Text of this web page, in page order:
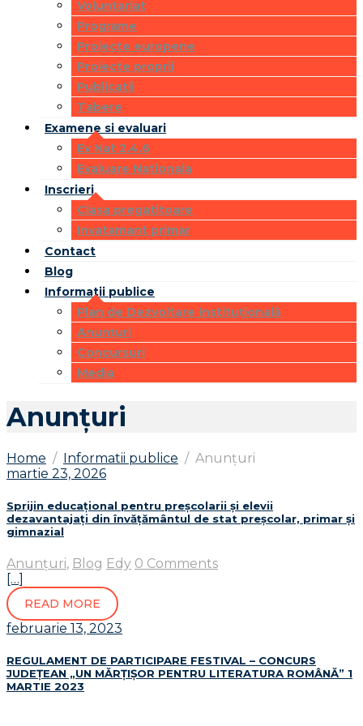
Voluntariat
Programe
Proiecte europene
Proiecte proprii
Publicatii
Tabere
Examene si evaluari
Ev Nat 2.4.6
Evaluare Nationala
Inscrieri
Clasa pregatitoare
Invatamant primar
Contact
Blog
Informatii publice
Plan de Dezvoltare Instituțională
Anunțuri
Concursuri
Media
Anunțuri
Home Informatii publice
Anunțuri
martie 23, 2026
Sprijin educațional pentru preșcolarii și elevii
dezavantajați din învățământul de stat preșcolar, primar și
gimnazial
Anunțuri, Blog Edy 0 Comments
[…]
READ MORE
februarie 13, 2023
REGULAMENT DE PARTICIPARE FESTIVAL – CONCURS
JUDEȚEAN „UN MĂRȚIȘOR PENTRU LITERATURA ROMÂNĂ” 1
MARTIE 2023